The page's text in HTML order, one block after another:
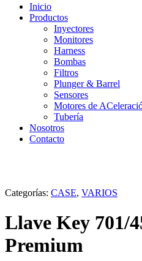
Inicio
Productos
Inyectores
Monitores
Harness
Bombas
Filtros
Plunger & Barrel
Sensores
Motores de
Tubería
Nosotros
Contacto
Categorías: CASE, VARIOS
Llave Key 701/
Premium